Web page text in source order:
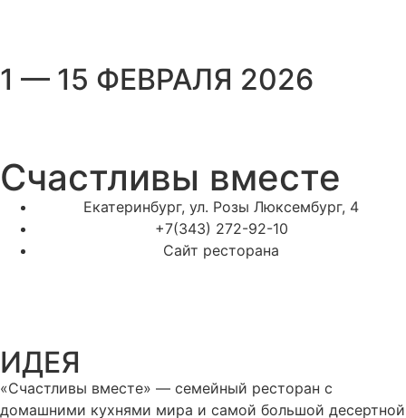
1 — 15 ФЕВРАЛЯ 2026
Счастливы вместе
Екатеринбург, ул. Розы Люксембург, 4
+7(343) 272-92-10
Сайт ресторана
ИДЕЯ
«Счастливы вместе» — семейный ресторан с
домашними кухнями мира и самой большой десертной